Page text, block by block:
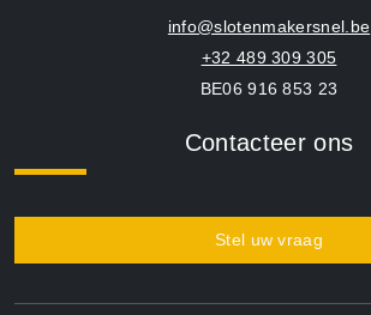
info@slotenmakersnel.be
+32 489 309 305
BE06 916 853 23
Contacteer ons
Stel uw vraag